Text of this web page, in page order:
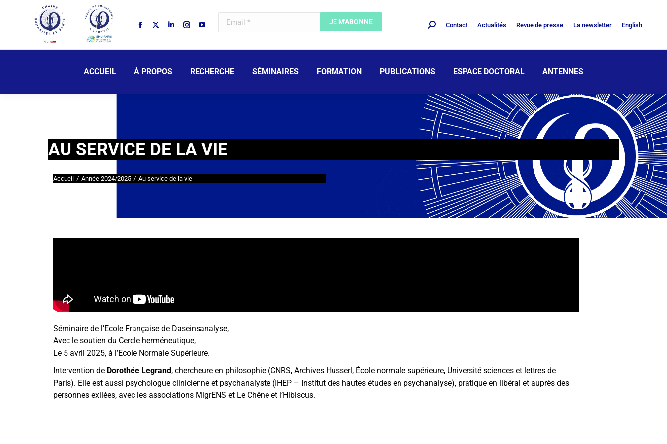
Contact Actualités Revue de presse La newsletter English
ACCUEIL À PROPOS RECHERCHE SÉMINAIRES FORMATION PUBLICATIONS ESPACE DOCTORAL ANTENNES
AU SERVICE DE LA VIE
Vous êtes ici :
Accueil Année 2024/2025 Au service de la vie
Séminaire de l’Ecole Française de Daseinsanalyse,
Avec le soutien du Cercle herméneutique,
Le 5 avril 2025, à l’Ecole Normale Supérieure.
Intervention de Dorothée Legrand , chercheure en philosophie (CNRS, Archives Husserl, École normale supérieure, Université sciences et lettres de
Paris). Elle est aussi psychologue clinicienne et psychanalyste (IHEP – Institut des hautes études en psychanalyse), pratique en libéral et auprès des
personnes exilées, avec les associations MigrENS et Le Chêne et l’Hibiscus.